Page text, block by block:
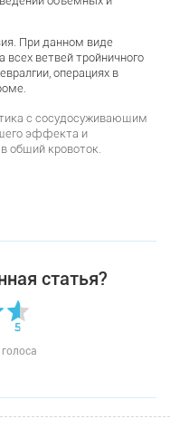
При данном виде
ветвей тройничного
операциях в
с сосудосуживающим
эффекта и
общий кровоток.
статья?
голоса